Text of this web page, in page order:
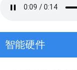
智能硬件